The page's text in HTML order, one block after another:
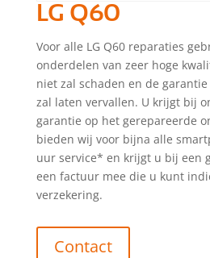
LG Q60
Voor alle LG Q60 reparaties
onderdelen van zeer hoge
niet zal schaden en de
zal laten vervallen. U krijgt bij
garantie op het gerepareerde
bieden wij voor bijna alle
uur service* en krijgt u bij een
een factuur mee die u kunt
verzekering.
Contact